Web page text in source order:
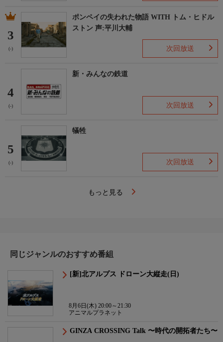
3
(-)
ポンペイの失われた物語 WITH トム・ヒドル
ストン 声:平川大輔
次回放送
4
(-)
新・みんなの鉄道
次回放送
5
(-)
犠牲
次回放送
もっと見る
同じジャンルのおすすめ番組
[新]北アルプス ドローン大縦走(日)
8月6日(木) 20:00～21:30
アニマルプラネット
GINZA CROSSING Talk 〜時代の開拓者たち〜